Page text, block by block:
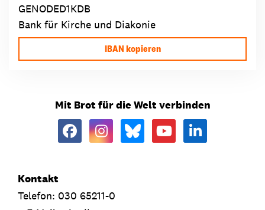
GENODED1KDB
Bank für Kirche und Diakonie
IBAN kopieren
Mit Brot für die Welt verbinden
Kontakt
Telefon: 030 65211-0